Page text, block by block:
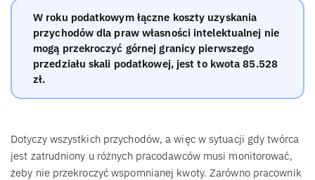
W roku podatkowym łączne koszty uzyskania
przychodów dla praw własności intelektualnej nie
mogą przekroczyć górnej granicy pierwszego
przedziału skali podatkowej, jest to kwota 85.528
zł.
Dotyczy wszystkich przychodów, a więc w sytuacji gdy twórca
jest zatrudniony u różnych pracodawców musi monitorować,
żeby nie przekroczyć wspomnianej kwoty. Zarówno pracownik